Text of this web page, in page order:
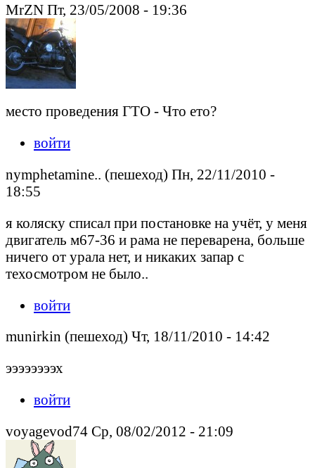
MrZN Пт, 23/05/2008 - 19:36
место проведения ГТО - Что ето?
войти
nymphetamine.. (пешеход) Пн, 22/11/2010 -
18:55
я коляску списал при постановке на учёт, у меня
двигатель м67-36 и рама не переварена, больше
ничего от урала нет, и никаких запар с
техосмотром не было..
войти
munirkin (пешеход) Чт, 18/11/2010 - 14:42
ээээээээх
войти
voyagevod74 Ср, 08/02/2012 - 21:09